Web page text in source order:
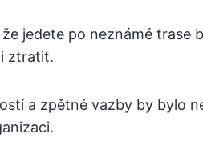
jedete po neznámé trase
ztratit.
a zpětné vazby by bylo